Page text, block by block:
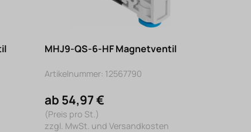
MHJ9-QS-6-HF Magnetventil
Artikelnummer: 12567790
ab 54,97 €
(Preis pro St.)
zzgl. MwSt. und Versandkosten